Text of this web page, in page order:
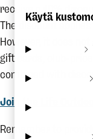
receive a 10%
The discount
However, it does
gift cards, club-
combined with
Join the Life
Remember to
Käytä